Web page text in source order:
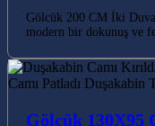
Gölcük 200 CM İki
modern bir dokunuş ve
Gölcük 130X95